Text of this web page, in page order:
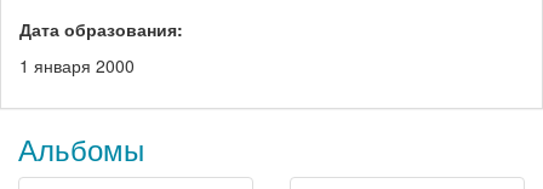
Дата образования:
1 января 2000
Альбомы